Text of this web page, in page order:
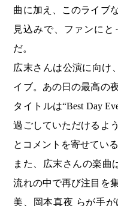
曲に加え、このライブ
見込みで、ファンにと
だ。
広末さんは公演に向け
イブ。あの日の最高の
タイトルは“Best Day
過ごしていただけるよ
とコメントを寄せている
また、広末さんの楽曲
流れの中で再び注目を
美、岡本真夜 らが手